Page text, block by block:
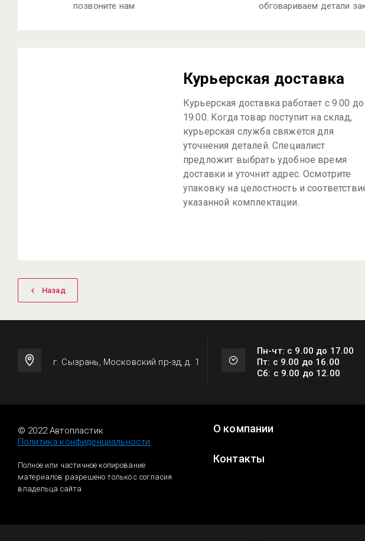
позвоните нам
обговариваем детали
Курьерская доставка
Курьерская доставка работает с 9.00 до
19.00. Когда товар поступит на склад,
курьерская служба свяжется для
уточнения деталей. Специалист
предложит выбрать удобное время
доставки и уточнит адрес. Осмотрите
упаковку на целостность и
указанной комплектации.
Назад
г. Сызрань, Московский пр-зд, д. 1
Пн-чт: с 9.00 до 17.00
Пт: с 9.00 до 16.00
Сб: с 9.00 до 12.00
© 2022 Автопластик
Политика конфиденциальности
Полное или частичное копирование
материалов разрешено только с согласия
владельца сайта
О компании
Контакты